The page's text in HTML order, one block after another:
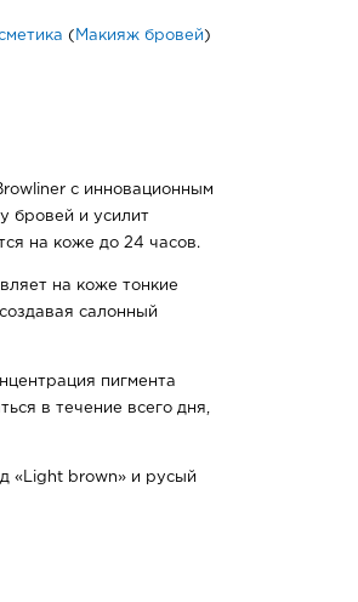
( Макияж бровей )
с инновационным
бровей и усилит
на коже до 24 часов.
на коже тонкие
салонный
пигмента
в течение всего дня,
«Light brown» и русый